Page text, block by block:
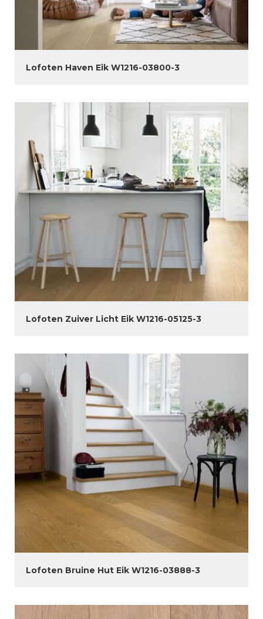
Lofoten Haven Eik W1216-03800-3
Lofoten Zuiver Licht Eik W1216-05125-3
Lofoten Bruine Hut Eik W1216-03888-3